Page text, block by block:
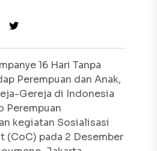
16 Hari Tanpa
Perempuan dan Anak,
Gereja di Indonesia
Perempuan
kegiatan Sosialisasi
(CoC) pada 2 Desember